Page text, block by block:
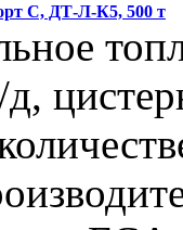
C, ДТ-Л-К5, 500 т